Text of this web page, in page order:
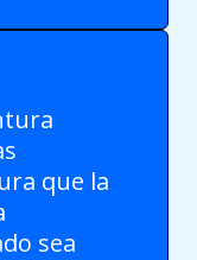
que la
sea